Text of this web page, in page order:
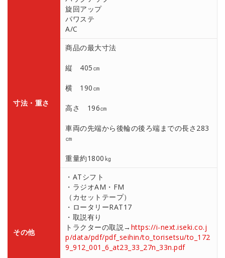
旋回アップ
パワステ
A/C
寸法・重さ
商品の最大寸法
縦 405㎝
横 190㎝
高さ 196㎝
車両の先端から後輪の後ろ端までの長さ283
㎝
重量約1800㎏
その他
・ATシフト
・ラジオAM・FM
（カセットテープ）
・ロータリーRAT17
・取説有り
トラクターの取説→ https://i-next.iseki.co.j
p/data/pdf/pdf_seihin/to_torisetsu/to_172
9_912_001_6_at23_33_27n_33n.pdf